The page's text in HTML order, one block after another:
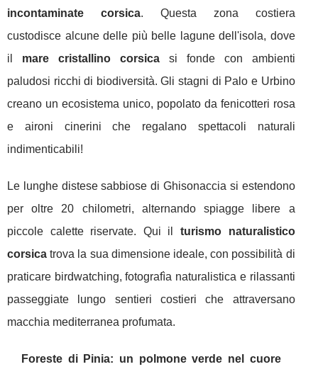
incontaminate corsica. Questa zona costiera
custodisce alcune delle più belle lagune dell'isola, dove
il mare cristallino corsicasi fonde con ambienti
paludosi ricchi di biodiversità. Gli stagni di Palo e Urbino
creano un ecosistema unico, popolato da fenicotteri rosa
e aironi cinerini che regalano spettacoli naturali
indimenticabili!
Le lunghe distese sabbiose di Ghisonaccia si estendono
per oltre 20 chilometri, alternando spiagge libere a
piccole calette riservate. Qui il turismo naturalistico
corsica trova la sua dimensione ideale, con possibilità di
praticare birdwatching, fotografìa naturalistica e rilassanti
passeggiate lungo sentieri costieri che attraversano
macchia mediterranea profumata.
Foreste di Pinia: un polmone verde nel cuore